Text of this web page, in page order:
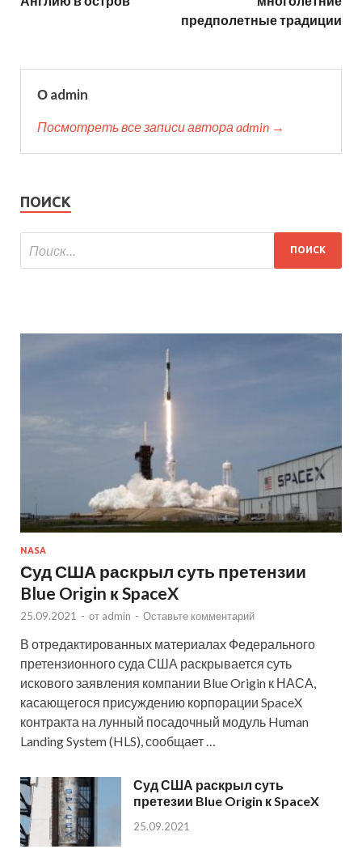
предполетные традиции
О admin
Посмотреть все записи автора admin →
ПОИСК
NASA
Суд США раскрыл суть претензии
Blue Origin к SpaceX
25.09.2021 - от admin - Оставьте комментарий
В отредактированных материалах Федерального
претензионного суда США раскрывается суть
искового заявления компании Blue Origin к НАСА,
касающегося присуждению корпорации SpaceX
контракта на лунный посадочный модуль Human
Landing System (HLS), сообщает …
Суд США раскрыл суть
претезии Blue Origin к SpaceX
25.09.2021